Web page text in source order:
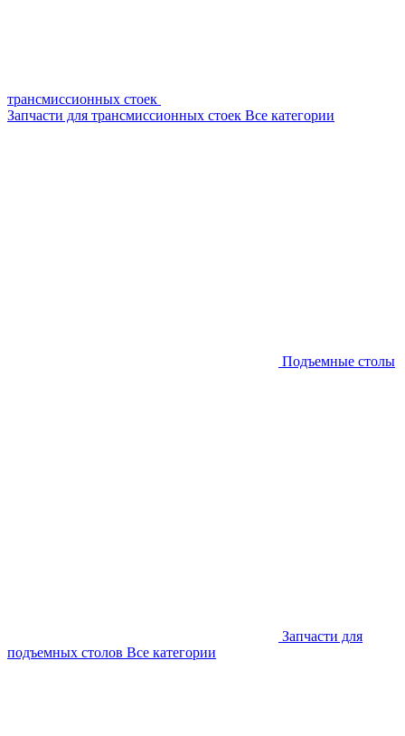
трансмиссионных стоек
Запчасти для трансмиссионных стоек Все категории
Подъемные столы
Запчасти для
подъемных столов Все категории